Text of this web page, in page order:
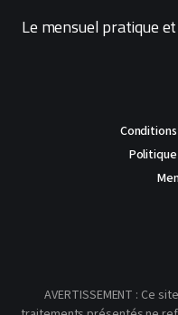
Le mensuel pratique
AVERTISSEMENT : Ce